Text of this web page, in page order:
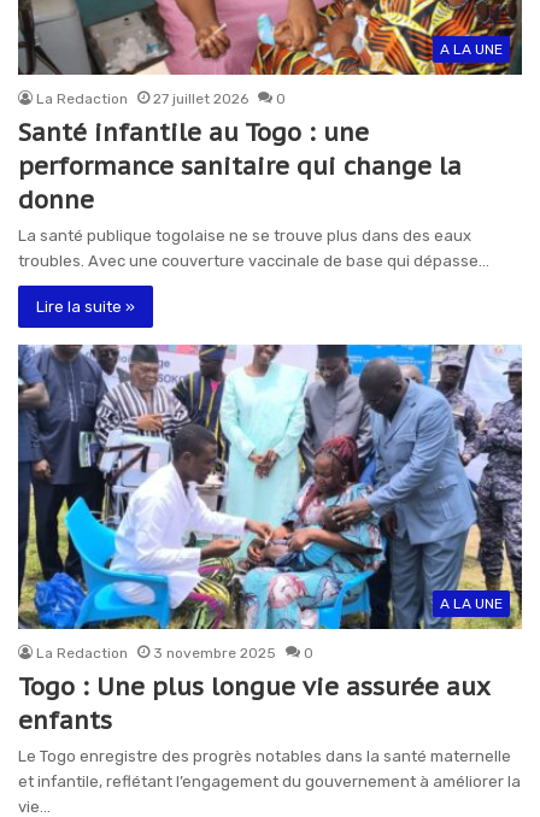
A LA UNE
La Redaction 27 juillet 2026 0
Santé infantile au Togo : une
performance sanitaire qui change la
donne
La santé publique togolaise ne se trouve plus dans des eaux
troubles. Avec une couverture vaccinale de base qui dépasse…
Lire la suite »
A LA UNE
La Redaction 3 novembre 2025 0
Togo : Une plus longue vie assurée aux
enfants
Le Togo enregistre des progrès notables dans la santé maternelle
et infantile, reflétant l’engagement du gouvernement à améliorer la
vie…